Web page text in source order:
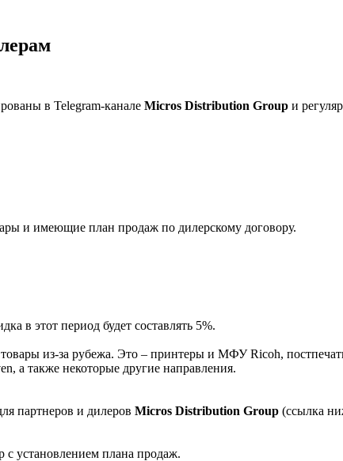
в Telegram-канале Micros Distribution Group и
и имеющие план продаж по дилерскому договору.
в этот период будет составлять 5%.
из-за рубежа. Это – принтеры и МФУ Ricoh,
а также некоторые другие направления.
партнеров и дилеров Micros Distribution Group (ссылка
установлением плана продаж.